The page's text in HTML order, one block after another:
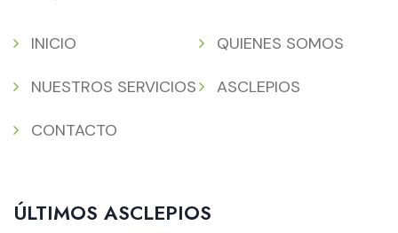
INICIO QUIENES SOMOS
NUESTROS SERVICIOS ASCLEPIOS
CONTACTO
ÚLTIMOS ASCLEPIOS